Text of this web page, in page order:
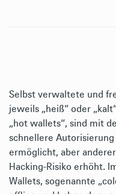
Selbst verwaltete und
jeweils „heiß“ oder
„hot wallets“, sind mit
schnellere Autorisierung
ermöglicht, aber
Hacking-Risiko erhöht.
Wallets, sogenannte